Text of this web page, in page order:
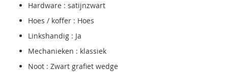
Hardware : satijnzwart
Hoes / koffer : Hoes
Linkshandig : Ja
Mechanieken : klassiek
Noot : Zwart grafiet wedge